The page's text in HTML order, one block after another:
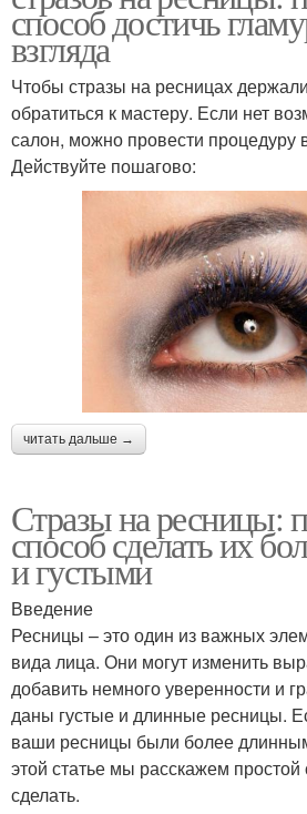
способ достичь
взгляда
Чтобы стразы на ресницах
обратиться к мастеру. Если нет
салон, можно провести процедуру
Действуйте пошагово:
читать дальше →
Стразы на ресницы:
способ сделать их
и густыми
Введение
Ресницы – это один из важных
вида лица. Они могут изменить
добавить немного уверенности и
даны густые и длинные ресницы.
ваши ресницы были более
этой статье мы расскажем простой
сделать.